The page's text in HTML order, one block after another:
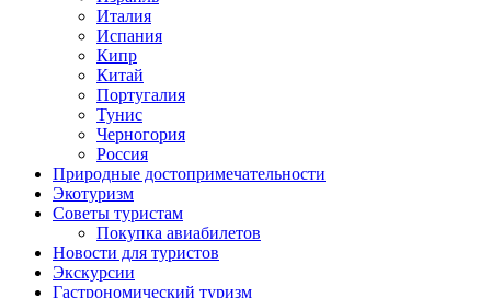
Италия
Испания
Кипр
Китай
Португалия
Тунис
Черногория
Россия
Природные достопримечательности
Экотуризм
Советы туристам
Покупка авиабилетов
Новости для туристов
Экскурсии
Гастрономический туризм